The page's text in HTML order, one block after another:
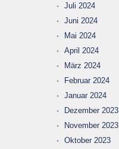
Juli 2024
Juni 2024
Mai 2024
April 2024
März 2024
Februar 2024
Januar 2024
Dezember 2023
November 2023
Oktober 2023